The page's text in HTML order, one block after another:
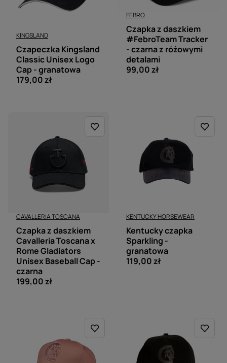
KINGSLAND
Czapeczka Kingsland
Classic Unisex Logo
Cap - granatowa
179,00 zł
FEBRO
Czapka z daszkiem
#FebroTeam Tracker
- czarna z różowymi
detalami
99,00 zł
CAVALLERIA TOSCANA
Czapka z daszkiem
Cavalleria Toscana x
Rome Gladiators
Unisex Baseball Cap -
czarna
199,00 zł
KENTUCKY HORSEWEAR
Kentucky czapka
Sparkling -
granatowa
119,00 zł